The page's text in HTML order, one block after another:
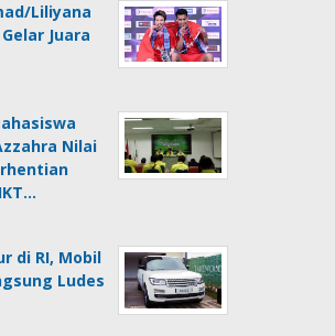
Liliyana
Juara
Nilai
di RI, Mobil
Ludes